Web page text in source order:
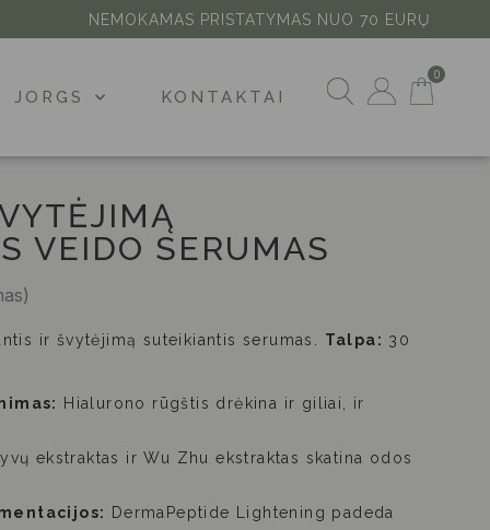
NEMOKAMAS PRISTATYMAS NUO 70 EURŲ
JORGS KONTAKTAI
VEIDO SERUMAS
ir švytėjimą suteikiantis serumas. Talpa: 30
Hialurono rūgštis drėkina ir giliai, ir
ekstraktas ir Wu Zhu ekstraktas skatina odos
DermaPeptide Lightening padeda